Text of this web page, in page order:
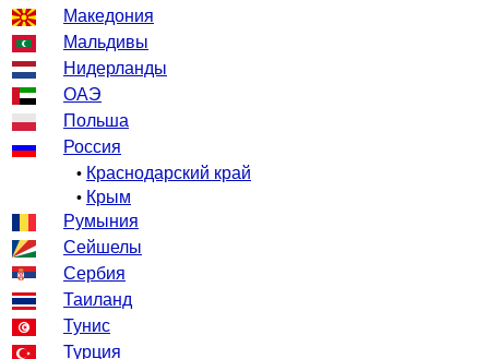
Македония
Мальдивы
Нидерланды
ОАЭ
Польша
Россия
• Краснодарский край
• Крым
Румыния
Сейшелы
Сербия
Таиланд
Тунис
Турция